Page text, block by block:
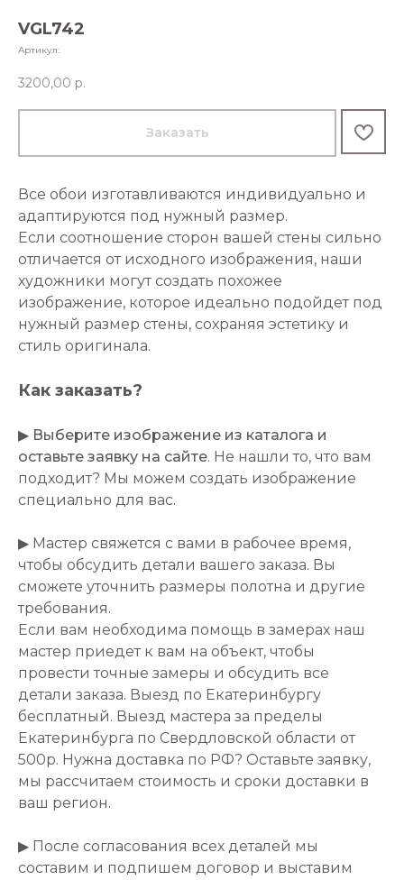
VGL742
Артикул:
3200,00 р.
Заказать
Все обои изготавливаются индивидуально и
адаптируются под нужный размер.
Если соотношение сторон вашей стены сильно
отличается от исходного изображения, наши
художники могут создать похожее
изображение, которое идеально подойдет под
нужный размер стены, сохраняя эстетику и
стиль оригинала.
Как заказать?
▶ Выберите изображение из каталога и
оставьте заявку на сайте. Не нашли то, что вам
подходит? Мы можем создать изображение
специально для вас.
▶ Мастер свяжется с вами в рабочее время,
чтобы обсудить детали вашего заказа. Вы
сможете уточнить размеры полотна и другие
требования.
Если вам необходима помощь в замерах наш
мастер приедет к вам на объект, чтобы
провести точные замеры и обсудить все
детали заказа. Выезд по Екатеринбургу
бесплатный. Выезд мастера за пределы
Екатеринбурга по Свердловской области от
500р. Нужна доставка по РФ? Оставьте заявку,
мы рассчитаем стоимость и сроки доставки в
ваш регион.
▶ После согласования всех деталей мы
составим и подпишем договор и выставим